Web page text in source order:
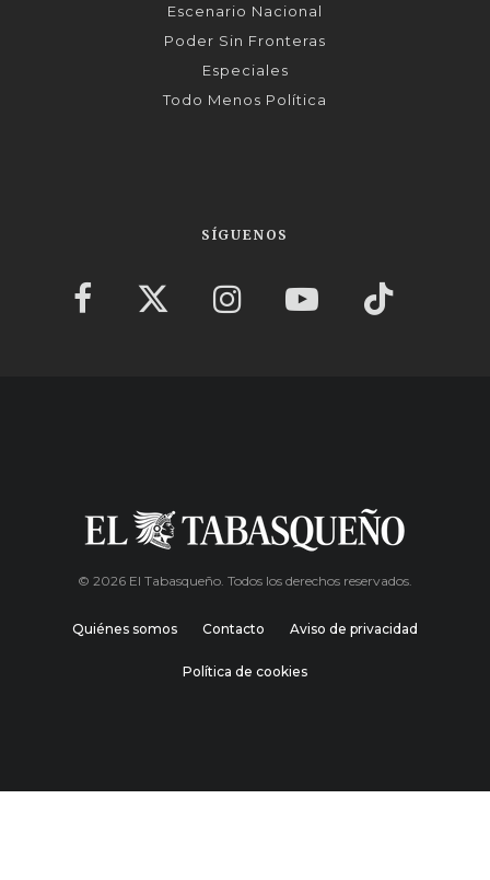
Escenario Nacional
Poder Sin Fronteras
Especiales
Todo Menos Política
SÍGUENOS
© 2026 El Tabasqueño. Todos los derechos reservados.
Quiénes somos Contacto Aviso de privacidad
Política de cookies